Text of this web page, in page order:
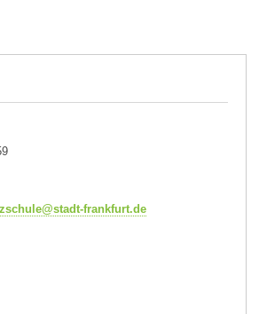
frankfurt.de